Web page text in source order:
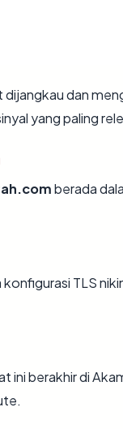
dijangkau dan
yang paling
berada
TLS
ini berakhir di